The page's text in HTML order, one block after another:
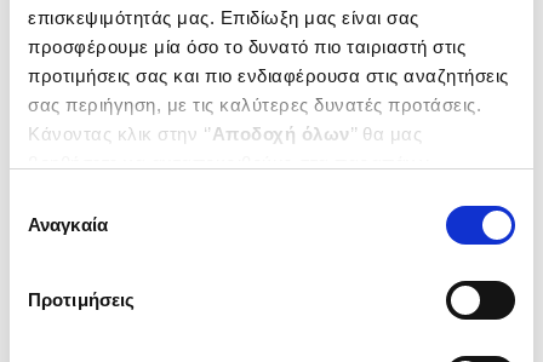
επισκεψιμότητάς μας. Επιδίωξη μας είναι σας
προσφέρουμε μία όσο το δυνατό πιο ταιριαστή στις
προτιμήσεις σας και πιο ενδιαφέρουσα στις αναζητήσεις
σας περιήγηση, με τις καλύτερες δυνατές προτάσεις.
Κάνοντας κλικ στην ‘’Αποδοχή όλων’’ θα μας
ενδιαφέρουν και να επιλέξετε από τα παρακάτω με την
΄΄και να ενημερωθείτε σχετικά με
συγκατάθεσης
Αναγκαία
Προτιμήσεις